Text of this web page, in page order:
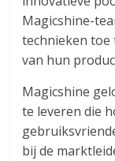
Magicshine-
technieken toe
van hun
Magicshine
te leveren die
bij de